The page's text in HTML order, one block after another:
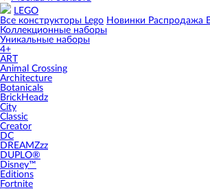
LEGO
Все конструкторы Lego Новинки Распродажа
Коллекционные наборы
Уникальные наборы
4+
ART
Animal Crossing
Architecture
Botanicals
BrickHeadz
City
Classic
Creator
DC
DREAMZzz
DUPLO®
Disney™
Editions
Fortnite